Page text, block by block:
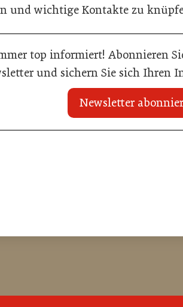
und wichtige Kontakte zu
top informiert! Abonnieren
und sichern Sie sich Ihren
Newsletter